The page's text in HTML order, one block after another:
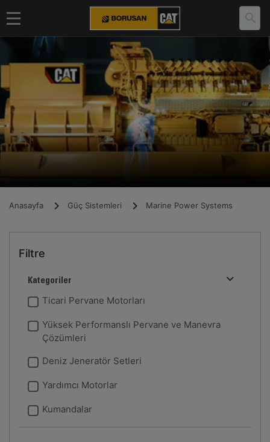
Anasayfa Güç Sistemleri Marine Power Systems
Filtre
Kategoriler
Ticari Pervane Motorları
Yüksek Performanslı Pervane ve Manevra
Çözümleri
Deniz Jeneratör Setleri
Yardımcı Motorlar
Kumandalar